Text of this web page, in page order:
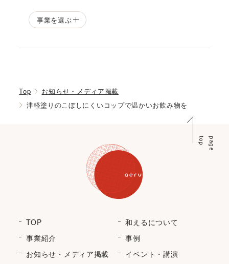
事業を選ぶ
Top
お知らせ・メディア掲載
津軽塗りのこぼしにくいコップで温かいお飲み物を
p
a
g
e
t
o
p
TOP
和えるについて
事業紹介
事例
お知らせ・メディア掲載
イベント・講演